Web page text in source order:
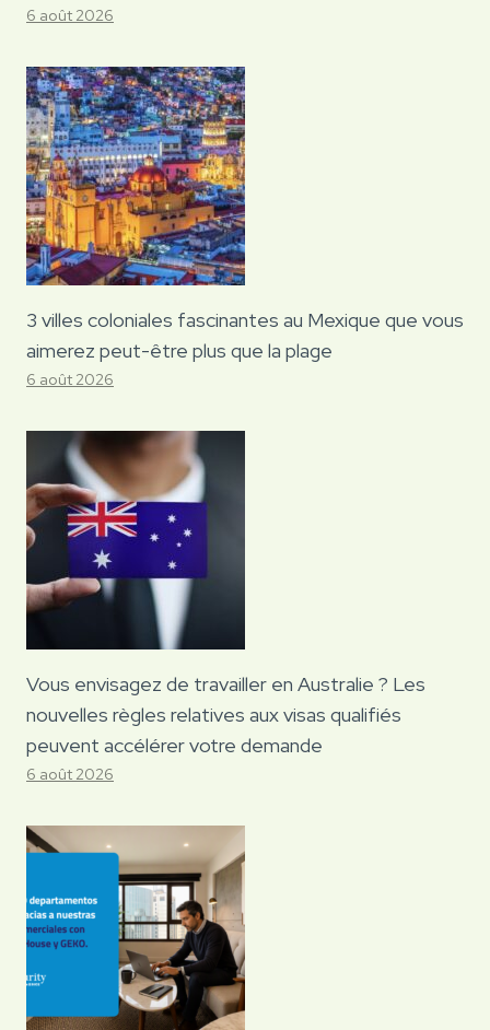
6 août 2026
3 villes coloniales fascinantes au Mexique que vous
aimerez peut-être plus que la plage
6 août 2026
Vous envisagez de travailler en Australie ? Les
nouvelles règles relatives aux visas qualifiés
peuvent accélérer votre demande
6 août 2026